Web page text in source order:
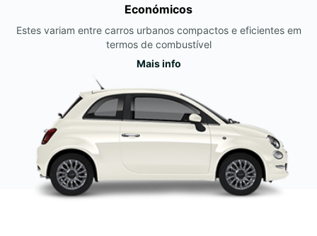
Económicos
Estes variam entre carros urbanos compactos e eficientes em
termos de combustível
Mais info